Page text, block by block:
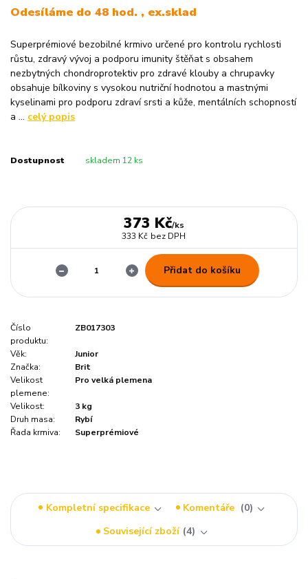
Odesíláme do 48 hod. , ex.sklad
Superprémiové bezobilné krmivo určené pro kontrolu rychlosti
růstu, zdravý vývoj a podporu imunity štěňat s obsahem
nezbytných chondroprotektiv pro zdravé klouby a chrupavky
obsahuje bílkoviny s vysokou nutriční hodnotou a mastnými
kyselinami pro podporu zdraví srsti a kůže, mentálních schopností
a ... celý popis
Dostupnost skladem 12 ks
373 Kč/ks
333 Kč bez DPH
Přidat do košíku
Číslo
produktu:
ZB017303
Věk:
Junior
Značka:
Brit
Velikost
plemene:
Pro velká plemena
Velikost:
3 kg
Druh masa:
Rybí
Řada krmiva:
Superprémiové
Kompletní specifikace Komentáře
0
Související zboží 4